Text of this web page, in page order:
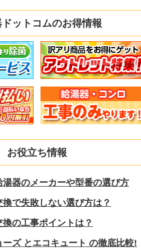
ットコムのお得情報
お役立ち情報
湯器のメーカーや型番の選び方
で失敗しない選び方は？
の工事ポイントは？
ズ とエコキュート の徹底比較!